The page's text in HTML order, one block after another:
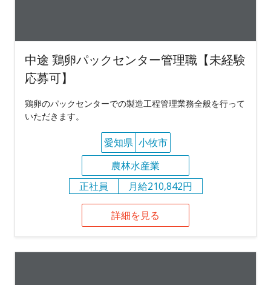
中途 鶏卵パックセンター管理職【未経験
応募可】
鶏卵のパックセンターでの製造工程管理業務全般を行って
いただきます。
愛知県 小牧市
農林水産業
正社員
月給210,842円
詳細を見る